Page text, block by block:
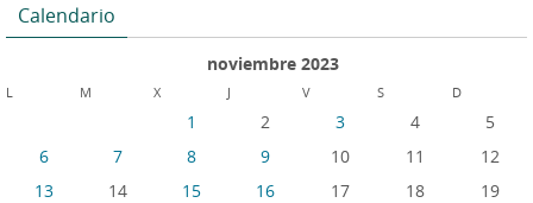
Calendario
noviembre 2023
L M X J V S D
1 2 3 4
5
6
7 8 9 10 11
12
13
14 15 16 17 18
19